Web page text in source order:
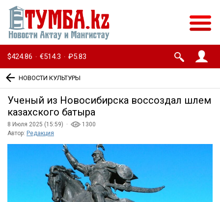
$424.86 · €514.3 · ₽5.83
НОВОСТИ КУЛЬТУРЫ
Ученый из Новосибирска воссоздал шлем
казахского батыра
8 Июля 2025 (15:59) ·
1300
Автор: Редакция